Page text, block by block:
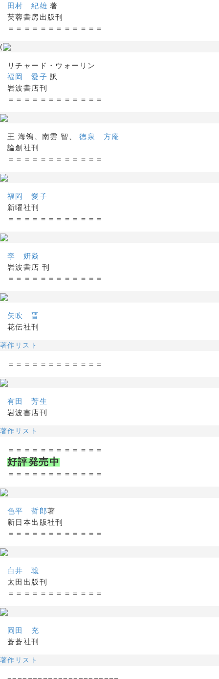
田村 紀雄 著
芙蓉書房出版刊
＝＝＝＝＝＝＝＝＝＝＝＝
(
リチャード・ウォーリン
福岡 愛子 訳
岩波書店刊
＝＝＝＝＝＝＝＝＝＝＝＝
王 海鴒、南雲 智、徳泉 方庵
論創社刊
＝＝＝＝＝＝＝＝＝＝＝＝
福岡 愛子
新曜社刊
＝＝＝＝＝＝＝＝＝＝＝＝
李 妍焱
岩波書店 刊
＝＝＝＝＝＝＝＝＝＝＝＝
矢吹 晋
花伝社刊
著作リスト
＝＝＝＝＝＝＝＝＝＝＝＝
有田 芳生
岩波書店刊
著作リスト
＝＝＝＝＝＝＝＝＝＝＝＝
好評発売中
＝＝＝＝＝＝＝＝＝＝＝＝
色平 哲郎著
新日本出版社刊
＝＝＝＝＝＝＝＝＝＝＝＝
白井 聡
太田出版刊
＝＝＝＝＝＝＝＝＝＝＝＝
岡田 充
蒼蒼社刊
著作リスト